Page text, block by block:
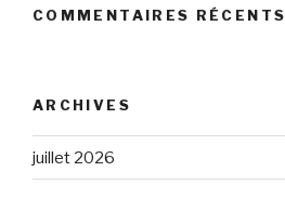
COMMENTAIRES RÉCENTS
ARCHIVES
juillet 2026